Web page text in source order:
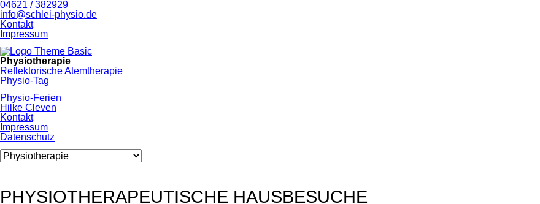
04621 / 382929
info@schlei-physio.de
Navigation
überspringen
Kontakt
Impressum
Navigation
überspringen
Physiotherapie
Reflektorische Atemtherapie
Physio-Tag
Physio-Ferien
Hilke Cleven
Kontakt
Impressum
Datenschutz
Zielseite
PHYSIOTHERAPEUTISCHE HAUSBESUCHE